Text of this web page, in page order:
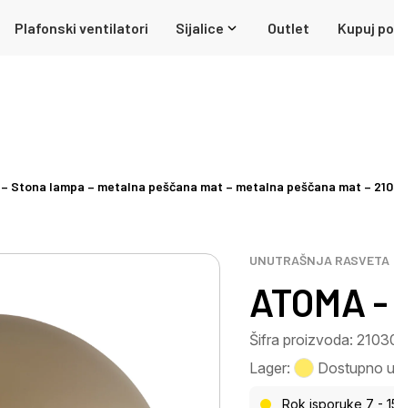
Plafonski ventilatori Sijalice Outlet Kupuj
– Stona lampa – metalna peščana mat – metalna peščana mat –
UNUTRAŠNJA RASVETA
ATOMA
Šifra proizvoda:
Lager:
Dostupno
Rok isporuke 7 -